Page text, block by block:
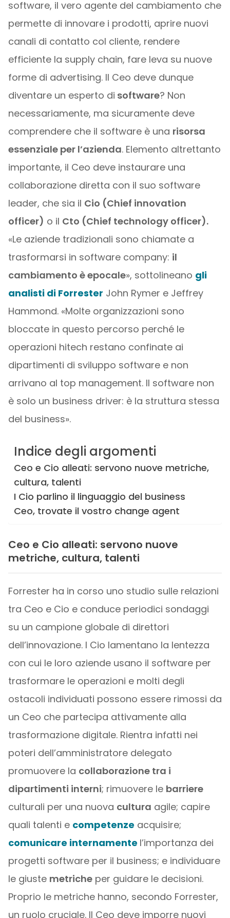
software, il vero agente del cambiamento che
permette di innovare i prodotti, aprire nuovi
canali di contatto col cliente, rendere
efficiente la supply chain, fare leva su nuove
forme di advertising. Il Ceo deve dunque
diventare un esperto di software? Non
necessariamente, ma sicuramente deve
comprendere che il software è una risorsa
essenziale per l’azienda. Elemento altrettanto
importante, il Ceo deve instaurare una
collaborazione diretta con il suo software
leader, che sia il Cio (Chief innovation
officer) o il Cto (Chief technology officer).
«Le aziende tradizionali sono chiamate a
trasformarsi in software company: il
cambiamento è epocale», sottolineano gli
analisti di Forrester John Rymer e Jeffrey
Hammond. «Molte organizzazioni sono
bloccate in questo percorso perché le
operazioni hitech restano confinate ai
dipartimenti di sviluppo software e non
arrivano al top management. Il software non
è solo un business driver: è la struttura stessa
del business».
Indice degli argomenti
Ceo e Cio alleati: servono nuove metriche,
cultura, talenti
I Cio parlino il linguaggio del business
Ceo, trovate il vostro change agent
Ceo e Cio alleati: servono nuove
metriche, cultura, talenti
Forrester ha in corso uno studio sulle relazioni
tra Ceo e Cio e conduce periodici sondaggi
su un campione globale di direttori
dell’innovazione. I Cio lamentano la lentezza
con cui le loro aziende usano il software per
trasformare le operazioni e molti degli
ostacoli individuati possono essere rimossi da
un Ceo che partecipa attivamente alla
trasformazione digitale. Rientra infatti nei
poteri dell’amministratore delegato
promuovere la collaborazione tra i
dipartimenti interni; rimuovere le barriere
culturali per una nuova cultura agile; capire
quali talenti e competenze acquisire;
comunicare internamente l’importanza dei
progetti software per il business; e individuare
le giuste metricheper guidare le decisioni.
Proprio le metriche hanno, secondo Forrester,
un ruolo cruciale. Il Ceo deve imporre nuovi